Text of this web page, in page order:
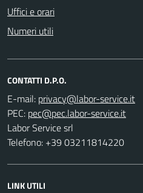
Uffici e orari
Numeri utili
CONTATTI D.P.O.
E-mail:
PEC:
Labor Service srl
Telefono: +39 03211814220
LINK UTILI